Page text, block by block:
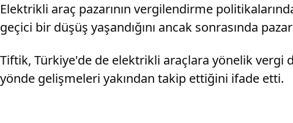
Elektrikli araç pazarının vergilendirme
geçici bir düşüş yaşandığını ancak sonrasında
Tiftik, Türkiye'de de elektrikli araçlara yönelik vergi
yönde gelişmeleri yakından takip ettiğini ifade etti.